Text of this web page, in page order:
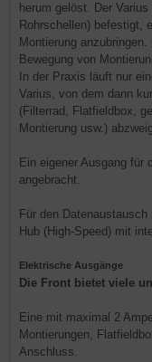
herum gelöst. Der
Rohrschellen) befestigt,
Montierung
Bewegung von
In der Praxis läuft nur
Varius, von dem dann
(Filterrad, Flatfieldbox,
Montierung usw.)
Ein eigener Ausgang für
angebracht.
Für den
Hub (High-Speed) mit
Elektrische Ausgänge
Die Front bietet viele
Eine mit maximal 2
Montierungen,
Anschluss.